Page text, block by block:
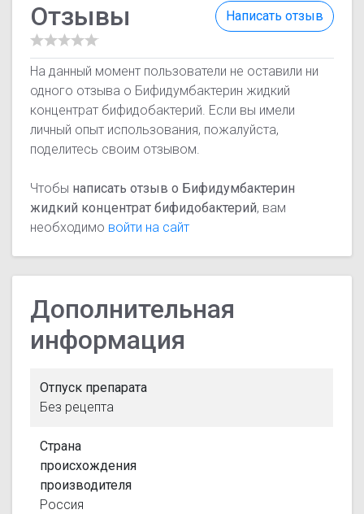
Написать отзыв
Отзывы
На данный момент пользователи не оставили ни
одного отзыва о Бифидумбактерин жидкий
концентрат бифидобактерий. Если вы имели
личный опыт использования, пожалуйста,
поделитесь своим отзывом.
Чтобы написать отзыв о Бифидумбактерин
жидкий концентрат бифидобактерий, вам
необходимо войти на сайт
Дополнительная
информация
Отпуск препарата
Без рецепта
Страна
происхождения
производителя
Россия